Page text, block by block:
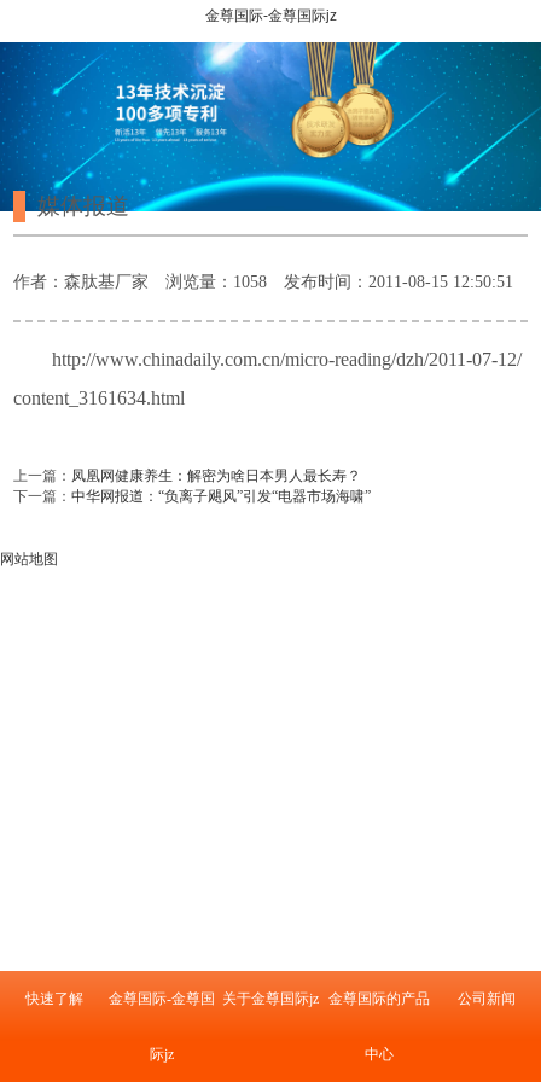
金尊国际-金尊国际jz
媒体报道
作者：森肽基厂家 浏览量：1058 发布时间：2011-08-15 12:50:51
http://www.chinadaily.com.cn/micro-reading/dzh/2011-07-12/
content_3161634.html
上一篇： 凤凰网健康养生：解密为啥日本男人最长寿？
下一篇：中华网报道：“负离子飓风”引发“电器市场海啸”
快速了解 金尊国际-金尊国
际jz
关于金尊国际jz 金尊国际的产品
中心
公司新闻
网站地图